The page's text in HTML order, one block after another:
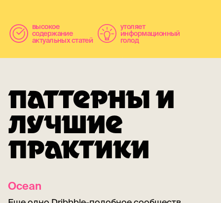
высокое
содержание
актуальных статей
утоляет
информационный
голод
ПАТТЕРНЫ И
ЛУЧШИЕ
ПРАКТИКИ
Ocean